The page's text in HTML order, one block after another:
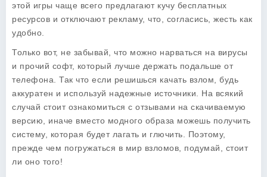
этой игры чаще всего предлагают кучу бесплатных
ресурсов и отключают рекламу, что, согласись, жесть как
удобно.
Только вот, не забывай, что можно нарваться на вирусы
и прочий софт, который лучше держать подальше от
телефона. Так что если решишься качать взлом, будь
аккуратен и используй надежные источники. На всякий
случай стоит ознакомиться с отзывами на скачиваемую
версию, иначе вместо модного образа можешь получить
систему, которая будет лагать и глючить. Поэтому,
прежде чем погружаться в мир взломов, подумай, стоит
ли оно того!